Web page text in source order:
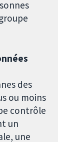
des
ou moins
contrôle
un
une